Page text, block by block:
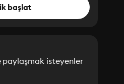
başlat
isteyenler